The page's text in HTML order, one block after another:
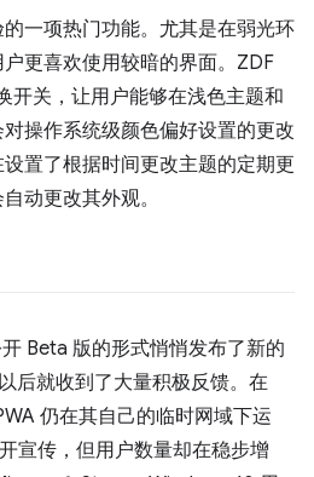
一项热门功能。尤其是在弱光环
更喜欢使用较暗的界面。ZDF
开关，让用户能够在浅色主题和
操作系统级颜色偏好设置的更改
置了根据时间更改主题的定期更
动更改其外观。
Beta 版的形式悄悄发布了新的
后就收到了大量积极反馈。在
仍在其自己的临时网域下运
宣传，但用户数量却在稳步增